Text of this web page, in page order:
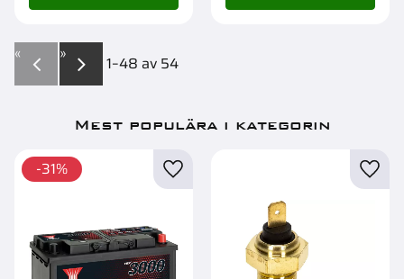
1–48 av 54
« »
Mest populära i kategorin
31%